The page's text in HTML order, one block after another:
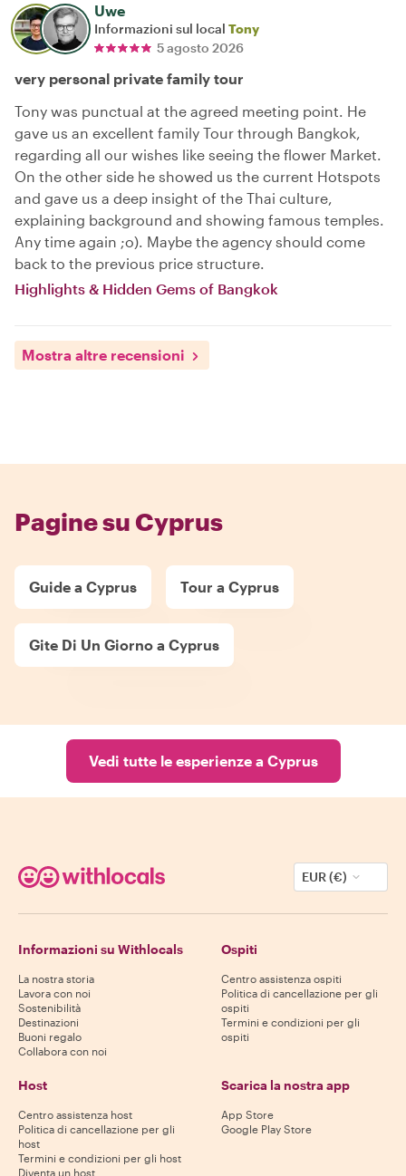
Uwe
Informazioni sul local Tony
5 agosto 2026
very personal private family tour
Tony was punctual at the agreed meeting point. He
gave us an excellent family Tour through Bangkok,
regarding all our wishes like seeing the flower Market.
On the other side he showed us the current Hotspots
and gave us a deep insight of the Thai culture,
explaining background and showing famous temples.
Any time again ;o). Maybe the agency should come
back to the previous price structure.
Highlights & Hidden Gems of Bangkok
Mostra altre recensioni
Pagine su Cyprus
Guide a Cyprus Tour a Cyprus
Gite Di Un Giorno a Cyprus
Vedi tutte le esperienze a Cyprus
EUR (€)
Informazioni su Withlocals
La nostra storia
Lavora con noi
Sostenibilità
Destinazioni
Buoni regalo
Collabora con noi
Ospiti
Centro assistenza ospiti
Politica di cancellazione per gli
ospiti
Termini e condizioni per gli
ospiti
Host
Centro assistenza host
Politica di cancellazione per gli
host
Termini e condizioni per gli host
Diventa un host
Scarica la nostra app
App Store
Google Play Store